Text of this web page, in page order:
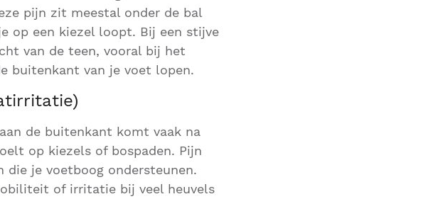
pijn zit meestal onder de bal
op een kiezel loopt. Bij een stijve
van de teen, vooral bij het
buitenkant van je voet lopen.
de buitenkant komt vaak na
op kiezels of bospaden. Pijn
die je voetboog ondersteunen.
of irritatie bij veel heuvels